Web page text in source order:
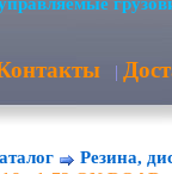
|
Резина,